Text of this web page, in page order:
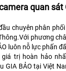
quan sát
chuyên phân
phương
luôn nỗ lực phấn
trị hoàn hảo
GIA BẢO tại Việt